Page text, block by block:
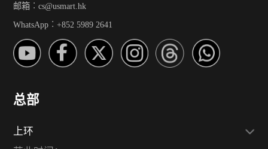
邮箱︰cs@usmart.hk
WhatsApp︰+852 5989 2641
总部
上环